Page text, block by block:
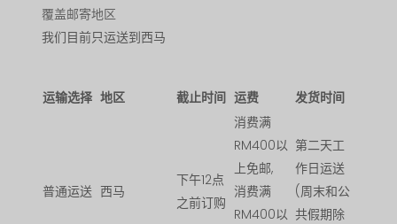
覆盖邮寄地区
我们目前只运送到西马
运输选择 地区 截止时间 运费 发货时间
普通运送 西马
下午12点
之前订购
消费满
RM400以
上免邮,
消费满
RM400以
第二天工
作日运送
(周末和公
共假期除